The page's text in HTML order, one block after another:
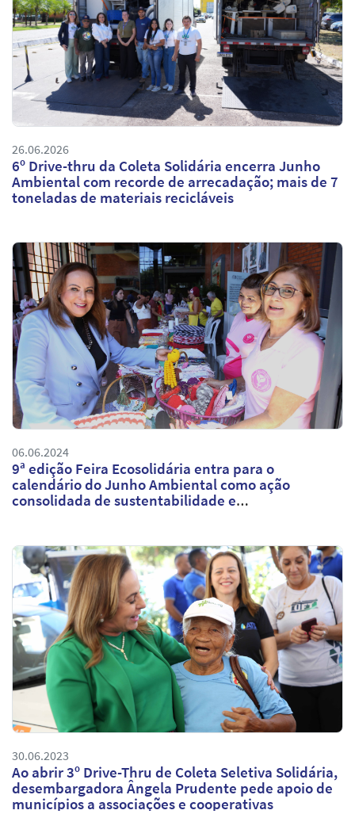
26.06.2026
6º Drive-thru da Coleta Solidária encerra Junho
Ambiental com recorde de arrecadação; mais de 7
toneladas de materiais recicláveis
06.06.2024
9ª edição Feira Ecosolidária entra para o
calendário do Junho Ambiental como ação
consolidada de sustentabilidade e
30.06.2023
Ao abrir 3º Drive-Thru de Coleta Seletiva Solidária,
desembargadora Ângela Prudente pede apoio de
municípios a associações e cooperativas